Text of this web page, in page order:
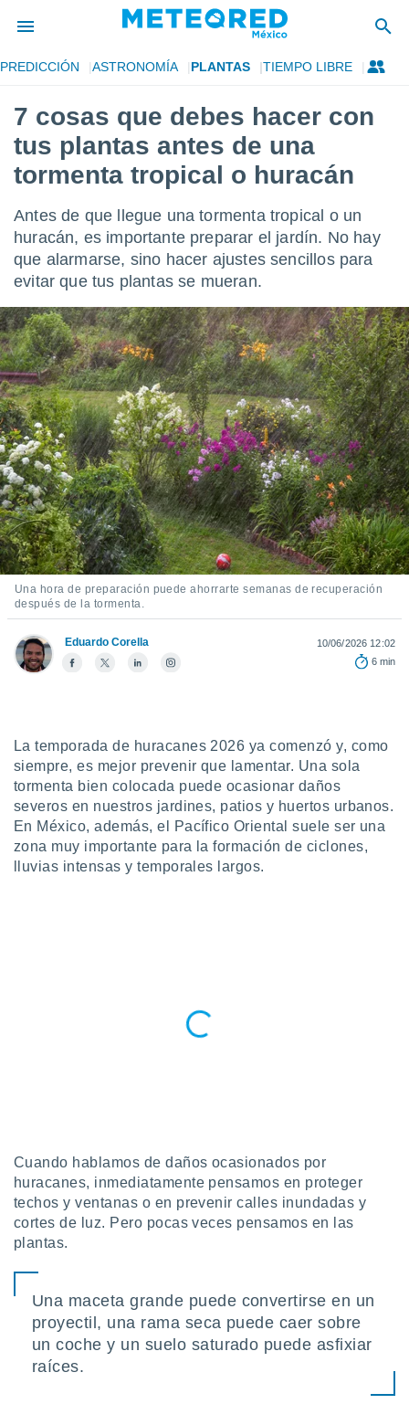
de
ha sido
para
que se
calidad.
a este
las
y
forma
digital
basada
permite
seguir
contenido
coste.
a la
la
todas
ya sean
análisis
en
así como
perfil
y
en
cookies
aceptar
de que
ACEPTAR
Y
CONTINUAR
CONFIGURACIÓN
PREDICCIÓN ASTRONOMÍA PLANTAS TIEMPO LIBRE
7 cosas que debes hacer con
tus plantas antes de una
tormenta tropical o huracán
Antes de que llegue una tormenta tropical o un
huracán, es importante preparar el jardín. No hay
que alarmarse, sino hacer ajustes sencillos para
evitar que tus plantas se mueran.
Una hora de preparación puede ahorrarte semanas de recuperación
después de la tormenta.
Eduardo Corella
10/06/2026 12:02
6 min
La temporada de huracanes 2026 ya comenzó y, como
siempre, es mejor prevenir que lamentar. Una sola
tormenta bien colocada puede ocasionar daños
severos en nuestros jardines, patios y huertos urbanos.
En México, además, el Pacífico Oriental suele ser una
zona muy importante para la formación de ciclones,
lluvias intensas y temporales largos.
Cuando hablamos de daños ocasionados por
huracanes, inmediatamente pensamos en proteger
techos y ventanas o en prevenir calles inundadas y
cortes de luz. Pero pocas veces pensamos en las
plantas.
Una maceta grande puede convertirse en un
proyectil, una rama seca puede caer sobre
un coche y un suelo saturado puede asfixiar
raíces.